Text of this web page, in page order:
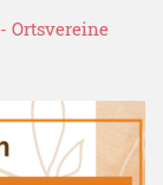
- Ortsvereine